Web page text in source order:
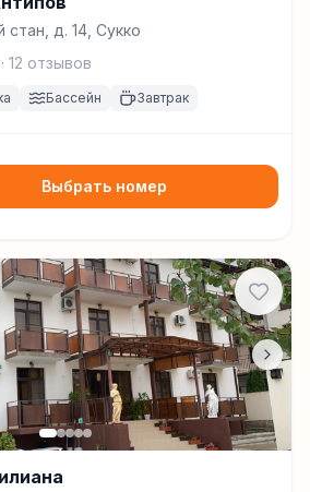
стан, д. 14, Сукко
· 12 отзывов
Бассейн Завтрак
Выбрать номер